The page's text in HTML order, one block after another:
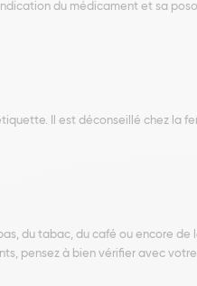
du médicament et sa
Il est déconseillé chez la
du tabac, du café ou encore de
pensez à bien vérifier avec